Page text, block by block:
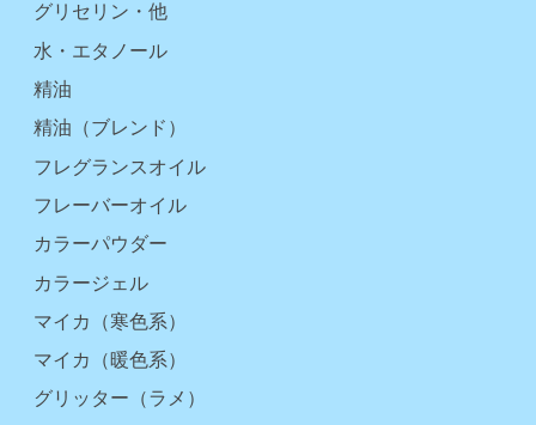
グリセリン・他
水・エタノール
精油
精油（ブレンド）
フレグランスオイル
フレーバーオイル
カラーパウダー
カラージェル
マイカ（寒色系）
マイカ（暖色系）
グリッター（ラメ）